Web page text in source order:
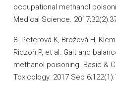
occupational methanol
Medical Science.
8. Peterová K, Brožová H,
Ridzoň P, et al. Gait and
methanol poisoning. Basic &
Toxicology. 2017 Sep